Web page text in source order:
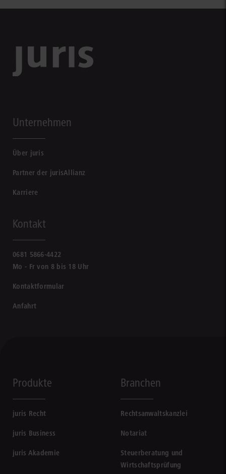
Unternehmen
Über juris
Partner der jurisAllianz
Karriere
Kontakt
0681 5866-4422
Mo - Fr von 8 bis 18 Uhr
Kontaktformular
Anfahrt
Produkte
juris Recht
juris Business
juris Akademie
Branchen
Rechtsanwaltskanzlei
Notariat
Steuerberatung und
Wirtschaftsprüfung